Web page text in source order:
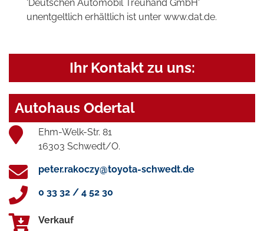
'Deutschen Automobil Treuhand GmbH'
unentgeltlich erhältlich ist unter www.dat.de.
Ihr Kontakt zu uns:
Autohaus Odertal
Ehm-Welk-Str. 81
16303 Schwedt/O.
peter.rakoczy@toyota-schwedt.de
0 33 32 / 4 52 30
Verkauf